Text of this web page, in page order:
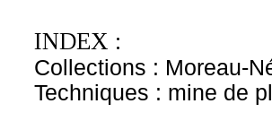
INDEX :
Collections : Moreau-
Techniques : mine de